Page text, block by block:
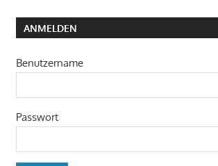
ANMELDEN
Benutzername
Passwort